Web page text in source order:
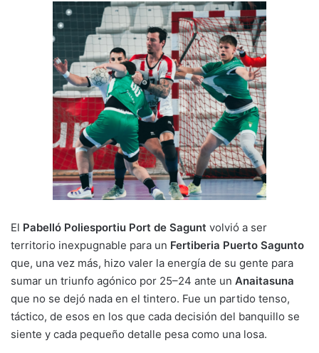
o
o
k
p
p
m
tir
El Pabelló Poliesportiu Port de Sagunt volvió a ser
territorio inexpugnable para un Fertiberia Puerto Sagunto
que, una vez más, hizo valer la energía de su gente para
sumar un triunfo agónico por 25–24 ante un Anaitasuna
que no se dejó nada en el tintero. Fue un partido tenso,
táctico, de esos en los que cada decisión del banquillo se
siente y cada pequeño detalle pesa como una losa.